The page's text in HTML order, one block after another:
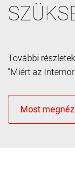
További
"Miért az